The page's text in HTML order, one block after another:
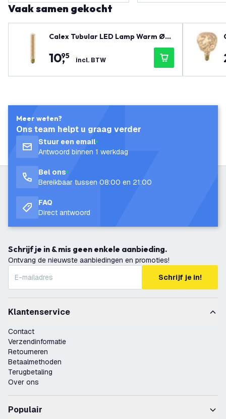
Vaak samen gekocht
Calex Tubular LED Lamp Warm Ø32
10,
95 incl. BTW
Meer weten?
Ons team helpt u graag verder
Stuur een email
Antwoord binnen 1 werkdag
Bel ons
Bereikbaar tussen 08:00 en 21:00
FAQ
Direct antwoord
Schrijf je in & mis geen enkele aanbieding.
Ontvang de nieuwste aanbiedingen en promoties!
Schrijf je in!
Klantenservice
Contact
Verzendinformatie
Retourneren
Betaalmethoden
Terugbetaling
Over ons
Populair